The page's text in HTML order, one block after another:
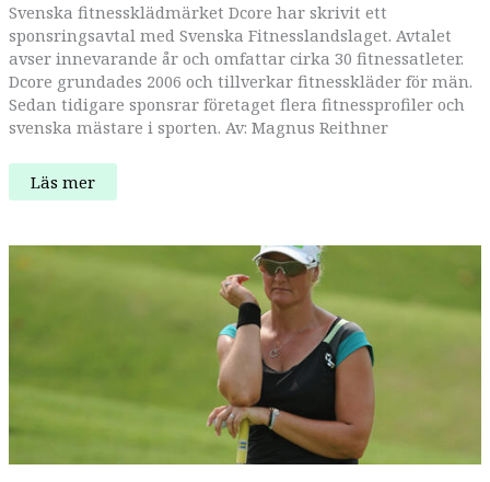
Svenska fitnessklädmärket Dcore har skrivit ett
sponsringsavtal med Svenska Fitnesslandslaget. Avtalet
avser innevarande år och omfattar cirka 30 fitnessatleter.
Dcore grundades 2006 och tillverkar fitnesskläder för män.
Sedan tidigare sponsrar företaget flera fitnessprofiler och
svenska mästare i sporten. Av: Magnus Reithner
Dcore
sponsrar
Läs mer